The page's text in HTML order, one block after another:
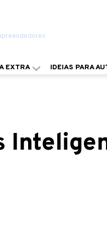
EXTRA IDEIAS PARA